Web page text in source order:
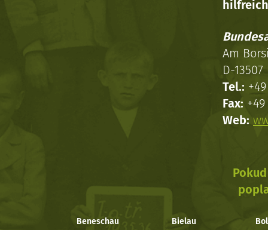
Am
D-
Tel.:
Fax:
Web:
Beneschau Bielau